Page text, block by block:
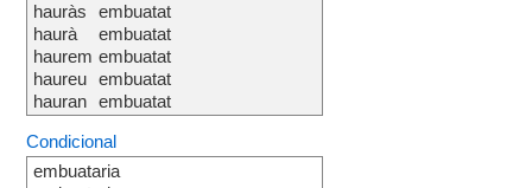
hauràs
haurà
haurem
haureu
hauran
embuatat
embuatat
embuatat
embuatat
embuatat
Condicional
embuataria